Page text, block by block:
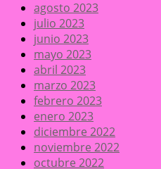
agosto 2023
julio 2023
junio 2023
mayo 2023
abril 2023
marzo 2023
febrero 2023
enero 2023
diciembre 2022
noviembre 2022
octubre 2022